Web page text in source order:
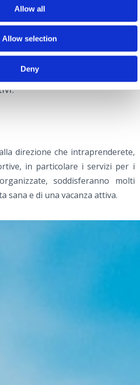
Allow all
Allow selection
Deny
con una persona amica
compagnia
(ciclismo, corsa, nuoto)
club
direzione che intraprenderete,
in particolare i servizi per i
soddisferanno molti
sana e di una vacanza attiva.